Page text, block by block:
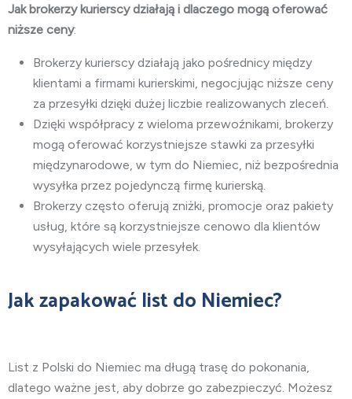
Jak brokerzy kurierscy działają i dlaczego mogą oferować
niższe ceny:
Brokerzy kurierscy działają jako pośrednicy między
klientami a firmami kurierskimi, negocjując niższe ceny
za przesyłki dzięki dużej liczbie realizowanych zleceń.
Dzięki współpracy z wieloma przewoźnikami, brokerzy
mogą oferować korzystniejsze stawki za przesyłki
międzynarodowe, w tym do Niemiec, niż bezpośrednia
wysyłka przez pojedynczą firmę kurierską.
Brokerzy często oferują zniżki, promocje oraz pakiety
usług, które są korzystniejsze cenowo dla klientów
wysyłających wiele przesyłek.
Jak zapakować list do Niemiec?
List z Polski do Niemiec ma długą trasę do pokonania,
dlatego ważne jest, aby dobrze go zabezpieczyć. Możesz